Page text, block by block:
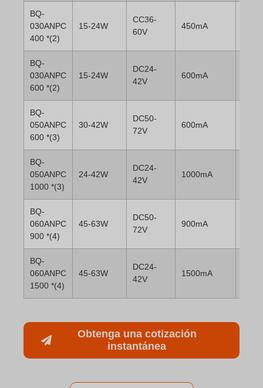
BQ-
030ANPC
400 *(2)
15-24W
CC36-
60V
450mA
BQ-
030ANPC
600 *(2)
15-24W
DC24-
42V
600mA
BQ-
050ANPC
600 *(3)
30-42W
DC50-
72V
600mA
BQ-
050ANPC
1000 *(3)
24-42W
DC24-
42V
1000mA
BQ-
060ANPC
900 *(4)
45-63W
DC50-
72V
900mA
BQ-
060ANPC
1500 *(4)
45-63W
DC24-
42V
1500mA
Obtenga una cotización
instantánea